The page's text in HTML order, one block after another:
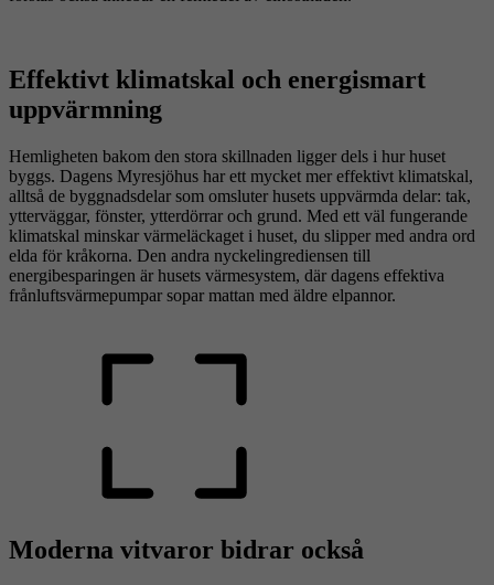
Effektivt klimatskal och energismart
uppvärmning
Hemligheten bakom den stora skillnaden ligger dels i hur huset
byggs. Dagens Myresjöhus har ett mycket mer effektivt klimatskal,
alltså de byggnadsdelar som omsluter husets uppvärmda delar: tak,
ytterväggar, fönster, ytterdörrar och grund. Med ett väl fungerande
klimatskal minskar värmeläckaget i huset, du slipper med andra ord
elda för kråkorna. Den andra nyckelingrediensen till
energibesparingen är husets värmesystem, där dagens effektiva
frånluftsvärmepumpar sopar mattan med äldre elpannor.
Moderna vitvaror bidrar också